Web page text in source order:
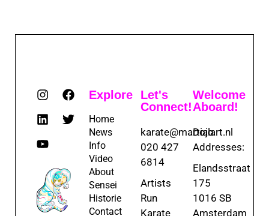
Explore
Home
News
Info
Video
About
Sensei
Historie
Contact
Let's
Connect!
karate@martialart.nl
020 427
6814
Artists
Run
Karate
Welcome
Aboard!
Dojo
Addresses:
Elandsstraat
175
1016 SB
Amsterdam